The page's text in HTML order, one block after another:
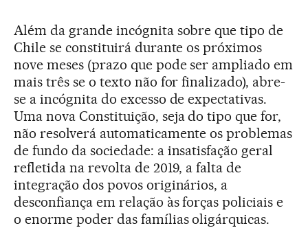
Além da grande incógnita sobre que tipo de
Chile se constituirá durante os próximos
nove meses (prazo que pode ser ampliado em
mais três se o texto não for finalizado), abre-
se a incógnita do excesso de expectativas.
Uma nova Constituição, seja do tipo que for,
não resolverá automaticamente os problemas
de fundo da sociedade: a insatisfação geral
refletida na revolta de 2019, a falta de
integração dos povos originários, a
desconfiança em relação às forças policiais e
o enorme poder das famílias oligárquicas.